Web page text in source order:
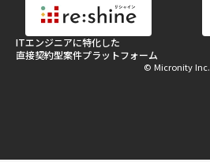
ITエンジニアに特化した
直接契約型案件プラットフォーム
© Micronity Inc.